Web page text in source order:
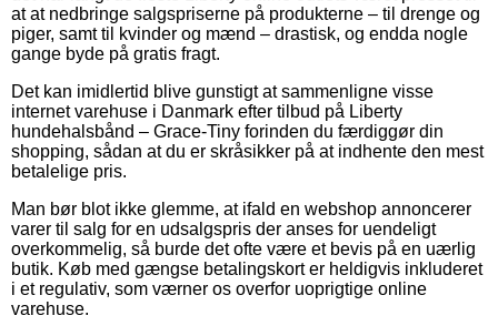
at at nedbringe salgspriserne på produkterne – til drenge og
piger, samt til kvinder og mænd – drastisk, og endda nogle
gange byde på gratis fragt.
Det kan imidlertid blive gunstigt at sammenligne visse
internet varehuse i Danmark efter tilbud på Liberty
hundehalsbånd – Grace-Tiny forinden du færdiggør din
shopping, sådan at du er skråsikker på at indhente den mest
betalelige pris.
Man bør blot ikke glemme, at ifald en webshop annoncerer
varer til salg for en udsalgspris der anses for uendeligt
overkommelig, så burde det ofte være et bevis på en uærlig
butik. Køb med gængse betalingskort er heldigvis inkluderet
i et regulativ, som værner os overfor uoprigtige online
varehuse.